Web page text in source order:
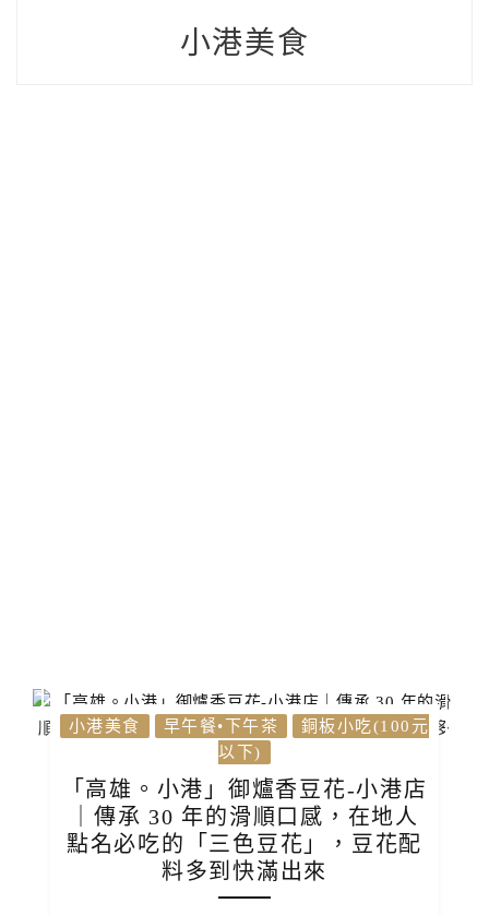
小港美食
小港美食 早午餐•下午茶
銅板小吃(100元
以下)
「高雄。小港」御爐香豆花-小港店
｜傳承 30 年的滑順口感，在地人
點名必吃的「三色豆花」，豆花配
料多到快滿出來